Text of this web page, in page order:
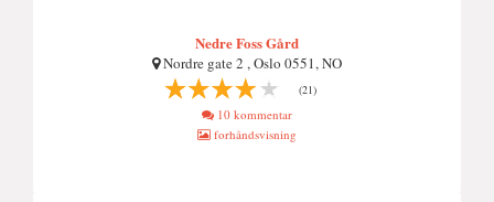
Nedre Foss Gård
Nordre gate 2 , Oslo 0551, NO
(21)
10 kommentar
forhåndsvisning